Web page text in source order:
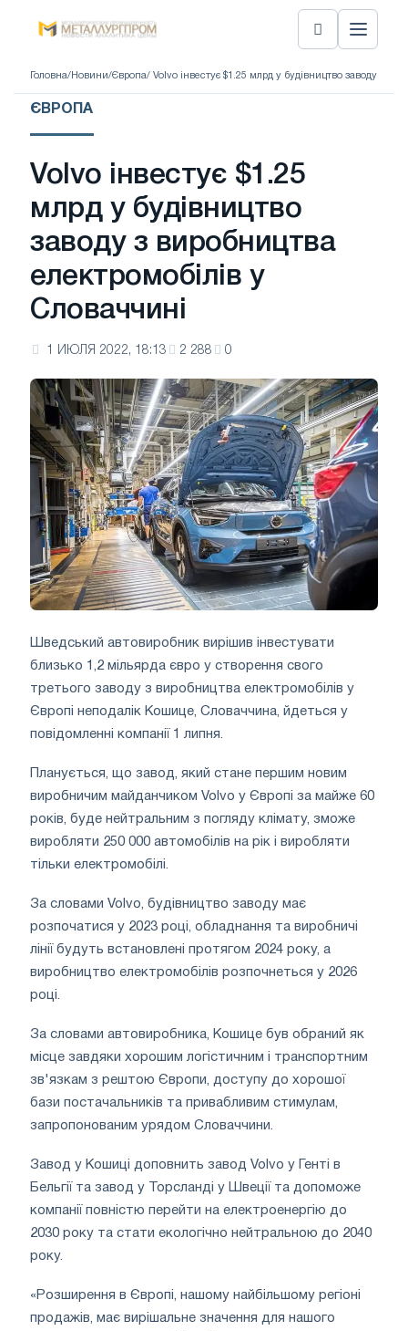
Головна/ Новини/Європа/ Volvo інвестує $1.25 млрд у будівництво заводу з
ЄВРОПА
Volvo інвестує $1.25
млрд у будівництво
заводу з виробництва
електромобілів у
Словаччині
1 ИЮЛЯ 2022, 18:13 2 288 0
Шведський автовиробник вирішив інвестувати
близько 1,2 мільярда євро у створення свого
третього заводу з виробництва електромобілів у
Європі неподалік Кошице, Словаччина, йдеться у
повідомленні компанії 1 липня.
Планується, що завод, який стане першим новим
виробничим майданчиком Volvo у Європі за майже 60
років, буде нейтральним з погляду клімату, зможе
виробляти 250 000 автомобілів на рік і виробляти
тільки електромобілі.
За словами Volvo, будівництво заводу має
розпочатися у 2023 році, обладнання та виробничі
лінії будуть встановлені протягом 2024 року, а
виробництво електромобілів розпочнеться у 2026
році.
За словами автовиробника, Кошице був обраний як
місце завдяки хорошим логістичним і транспортним
зв'язкам з рештою Європи, доступу до хорошої
бази постачальників та привабливим стимулам,
запропонованим урядом Словаччини.
Завод у Кошиці доповнить завод Volvo у Генті в
Бельгії та завод у Торсланді у Швеції та допоможе
компанії повністю перейти на електроенергію до
2030 року та стати екологічно нейтральною до 2040
року.
«Розширення в Європі, нашому найбільшому регіоні
продажів, має вирішальне значення для нашого